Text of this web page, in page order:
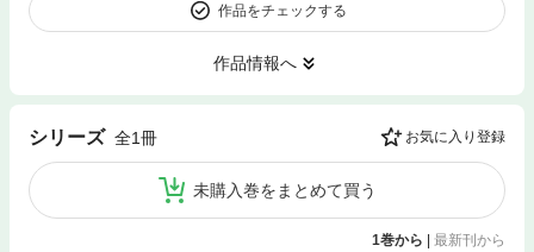
作品をチェックする
作品情報へ
シリーズ 全1冊 お気に入り登録
未購入巻をまとめて買う
1巻から | 最新刊から